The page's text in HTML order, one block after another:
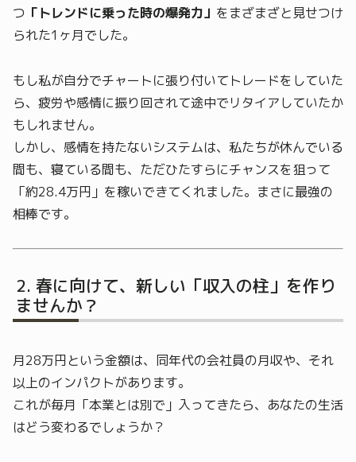
つ 「トレンドに乗った時の爆発力」 をまざまざと見せつけ
られた1ヶ月でした。
もし私が自分でチャートに張り付いてトレードをしていた
ら、疲労や感情に振り回されて途中でリタイアしていたか
もしれません。
しかし、感情を持たないシステムは、私たちが休んでいる
間も、寝ている間も、ただひたすらにチャンスを狙って
「約28.4万円」を稼いできてくれました。まさに最強の
相棒です。
春に向けて、新しい「収入の柱」を作り
ませんか？
月28万円という金額は、同年代の会社員の月収や、それ
以上のインパクトがあります。
これが毎月「本業とは別で」入ってきたら、あなたの生活
はどう変わるでしょうか？